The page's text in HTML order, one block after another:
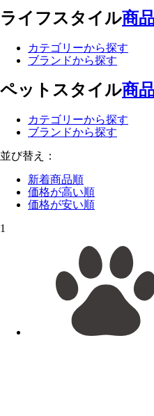
ライフスタイル商
カテゴリーから探す
ブランドから探す
ペットスタイル商
カテゴリーから探す
ブランドから探す
並び替え：
新着商品順
価格が高い順
価格が安い順
1